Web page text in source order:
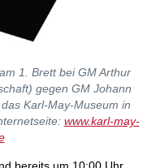
1. Brett bei GM Arthur
gegen GM Johann
Karl-May-Museum in
www.karl-may-